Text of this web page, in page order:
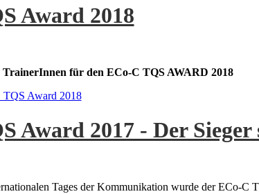
Award 2018
TrainerInnen für den ECo-C TQS AWARD 2018
TQS Award 2018
Award 2017 - Der Sieger
Tages der Kommunikation wurde der ECo-C